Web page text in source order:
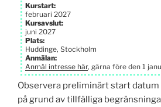
Kurstart:
februari 2027
Kursavslut:
juni 2027
Plats:
Huddinge, Stockholm
Anmälan:
Anmäl intresse här, gärna före den 1
Observera preliminärt start
på grund av tillfälliga